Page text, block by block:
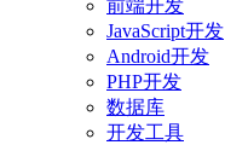
前端开发
JavaScript开发
Android开发
PHP开发
数据库
开发工具